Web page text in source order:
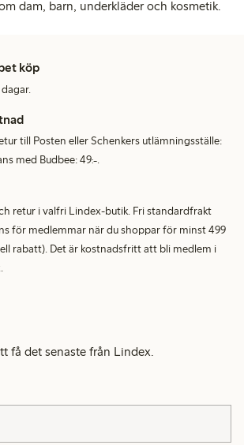
dam, barn, underkläder och kosmetik.
köp
till Posten eller Schenkers utlämningsställe:
med Budbee: 49:-.
retur i valfri Lindex-butik. Fri standardfrakt
för medlemmar när du shoppar för minst 499
rabatt). Det är kostnadsfritt att bli medlem i
få det senaste från Lindex.